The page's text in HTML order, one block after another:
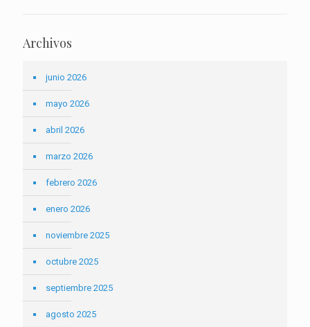
Archivos
junio 2026
mayo 2026
abril 2026
marzo 2026
febrero 2026
enero 2026
noviembre 2025
octubre 2025
septiembre 2025
agosto 2025